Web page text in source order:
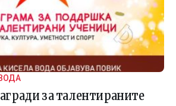
за талентираните